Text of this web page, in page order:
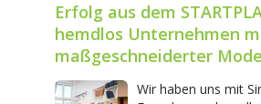
Erfolg aus dem
hemdlos Unternehmen
maßgeschneiderter
Wir haben uns mit